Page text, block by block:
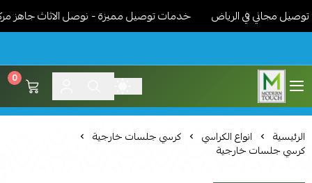
مجاني في الرياض خدمات توصيل مميزة - نوصل الاثاث جاهز
اثاث مودرن لمسة عصرية
0
الرئيسية انواع الكراسي كرسي جلسات خارجية
كرسي جلسات خارجية